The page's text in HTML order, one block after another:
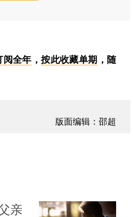
阅全年 ，按此收藏单期 ，随
版面编辑：邵超
亲